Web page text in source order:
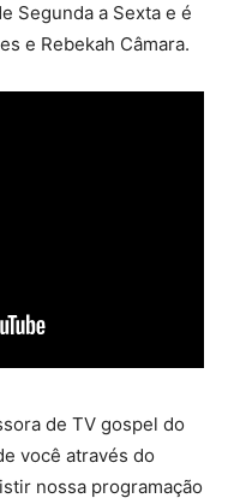
Segunda a Sexta e é
e Rebekah Câmara.
de TV gospel do
você através do
nossa programação